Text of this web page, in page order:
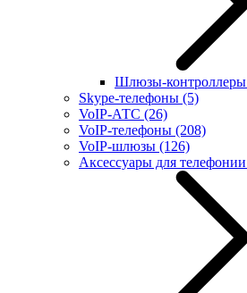
Шлюзы-контроллеры
Skype-телефоны (5)
VoIP-АТС (26)
VoIP-телефоны (208)
VoIP-шлюзы (126)
Аксессуары для телефонии